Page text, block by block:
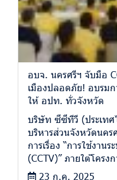
อบจ. นครศรีฯ จับมือ
เมืองปลอดภัย! อบรม
ให้ อปท. ทั่วจังหวัด
บริษัท ซีซีทีวี (ประเท
บริหารส่วนจังหวัดนคร
การเรื่อง “การใช้งาน
(CCTV)” ภายใต้โครง
23 ก.ค. 2025